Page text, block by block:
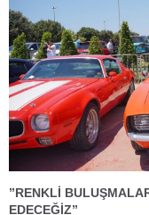
”RENKLİ
EDECEĞİZ”